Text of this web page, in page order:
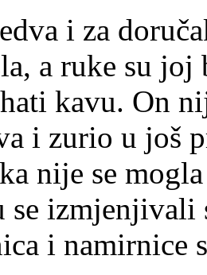
i za
a ruke su
kavu. On
i zurio u još
nije se
se
i namirnice